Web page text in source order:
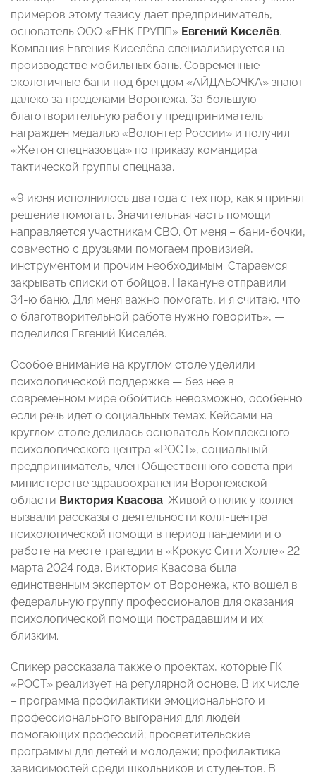
примеров этому тезису дает предприниматель,
основатель ООО «ЕНК ГРУПП» Евгений Киселёв.
Компания Евгения Киселёва специализируется на
производстве мобильных бань. Современные
экологичные бани под брендом «АЙДАБОЧКА» знают
далеко за пределами Воронежа. За большую
благотворительную работу предприниматель
награжден медалью «Волонтер России» и получил
«Жетон спецназовца» по приказу командира
тактической группы спецназа.
«9 июня исполнилось два года с тех пор, как я принял
решение помогать. Значительная часть помощи
направляется участникам СВО. От меня – бани-бочки,
совместно с друзьями помогаем провизией,
инструментом и прочим необходимым. Стараемся
закрывать списки от бойцов. Накануне отправили
34-ю баню. Для меня важно помогать, и я считаю, что
о благотворительной работе нужно говорить», —
поделился Евгений Киселёв.
Особое внимание на круглом столе уделили
психологической поддержке — без нее в
современном мире обойтись невозможно, особенно
если речь идет о социальных темах. Кейсами на
круглом столе делилась основатель Комплексного
психологического центра «РОСТ», социальный
предприниматель, член Общественного совета при
министерстве здравоохранения Воронежской
области Виктория Квасова. Живой отклик у коллег
вызвали рассказы о деятельности колл-центра
психологической помощи в период пандемии и о
работе на месте трагедии в «Крокус Сити Холле» 22
марта 2024 года. Виктория Квасова была
единственным экспертом от Воронежа, кто вошел в
федеральную группу профессионалов для оказания
психологической помощи пострадавшим и их
близким.
Спикер рассказала также о проектах, которые ГК
«РОСТ» реализует на регулярной основе. В их числе
– программа профилактики эмоционального и
профессионального выгорания для людей
помогающих профессий; просветительские
программы для детей и молодежи; профилактика
зависимостей среди школьников и студентов. В